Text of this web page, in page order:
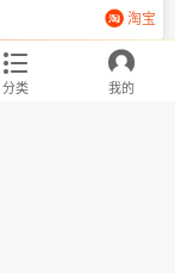
淘宝

分类

我的